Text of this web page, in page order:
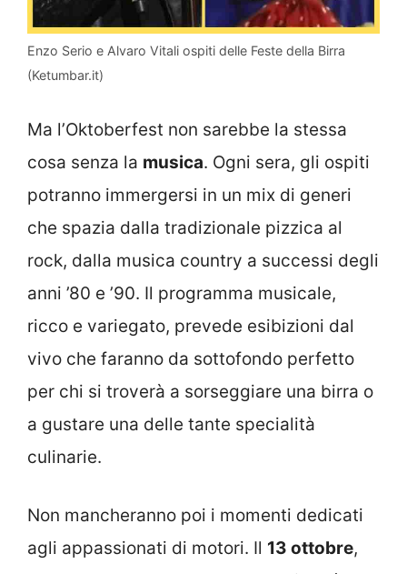
Enzo Serio e Alvaro Vitali ospiti delle Feste della Birra
(Ketumbar.it)
Ma l’Oktoberfest non sarebbe la stessa
cosa senza la musica. Ogni sera, gli ospiti
potranno immergersi in un mix di generi
che spazia dalla tradizionale pizzica al
rock, dalla musica country a successi degli
anni ’80 e ’90. Il programma musicale,
ricco e variegato, prevede esibizioni dal
vivo che faranno da sottofondo perfetto
per chi si troverà a sorseggiare una birra o
a gustare una delle tante specialità
culinarie.
Non mancheranno poi i momenti dedicati
agli appassionati di motori. Il 13 ottobre,